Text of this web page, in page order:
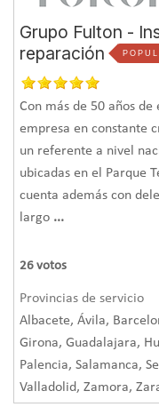
Grupo Fulton -
reparación
Con más de 50 años
empresa en constante
un referente a nivel
ubicadas en el Parque
cuenta además con
largo ...
26 votos
Provincias de servicio
Albacete, Ávila,
Girona, Guadalajara,
Palencia, Salamanca,
Valladolid, Zamora,